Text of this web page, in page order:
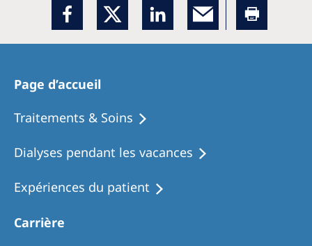
Page d’accueil
Traitements & Soins
Dialyses pendant les vacances
Expériences du patient
Carrière